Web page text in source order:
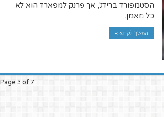
הסטמפורד ברידג', אך פרנק למפארד הוא לא
כל מאמן.
המשך לקרוא »
Page 3 of 7